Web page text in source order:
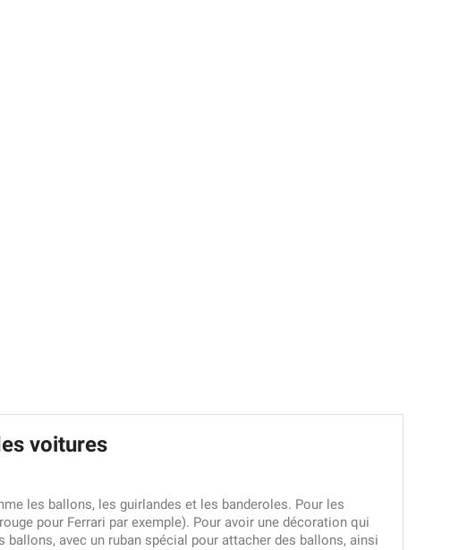
voitures
les ballons, les guirlandes et les banderoles. Pour les
pour Ferrari par exemple). Pour avoir une décoration qui
avec un ruban spécial pour attacher des ballons, ainsi